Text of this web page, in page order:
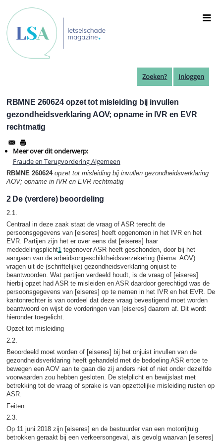
naar
de
inhoud
gaan
Zoeken? Inloggen
RBMNE 260624 opzet tot misleiding bij invullen
gezondheidsverklaring AOV; opname in IVR en EVR
rechtmatig
Meer over dit onderwerp:
Fraude en Terugvordering Algemeen
RBMNE 260624 opzet tot misleiding bij invullen gezondheidsverklaring
AOV; opname in IVR en EVR rechtmatig
2 De (verdere) beoordeling
2.1.
Centraal in deze zaak staat de vraag of ASR terecht de
persoonsgegevens van [eiseres] heeft opgenomen in het IVR en het
EVR. Partijen zijn het er over eens dat [eiseres] haar
mededelingsplicht1tegenover ASR heeft geschonden, door bij het
aangaan van de arbeidsongeschiktheidsverzekering (hierna: AOV)
vragen uit de (schriftelijke) gezondheidsverklaring onjuist te
beantwoorden. Wat partijen verdeeld houdt, is de vraag of [eiseres]
hierbij opzet had ASR te misleiden en ASR daardoor gerechtigd was de
persoonsgegevens van [eiseres] op te nemen in het IVR en het EVR. De
kantonrechter is van oordeel dat deze vraag bevestigend moet worden
beantwoord en wijst de vorderingen van [eiseres] daarom af. Dit wordt
hieronder toegelicht.
Opzet tot misleiding
2.2.
Beoordeeld moet worden of [eiseres] bij het onjuist invullen van de
gezondheidsverklaring heeft gehandeld met de bedoeling ASR ertoe te
bewegen een AOV aan te gaan die zij anders niet of niet onder dezelfde
voorwaarden zou hebben gesloten. De stelplicht en bewijslast met
betrekking tot de vraag of sprake is van opzettelijke misleiding rusten op
ASR.
Feiten
2.3.
Op 11 juni 2018 zijn [eiseres] en de bestuurder van een motorrijtuig
betrokken geraakt bij een verkeersongeval, als gevolg waarvan [eiseres]